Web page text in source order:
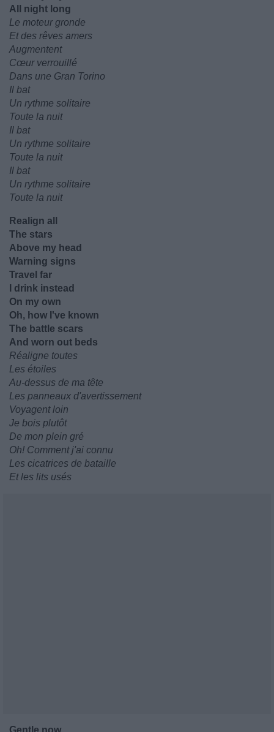
All night long
Le moteur gronde
Et des rêves amers
Augmentent
Cœur verrouillé
Dans une Gran Torino
Il bat
Un rythme solitaire
Toute la nuit
Il bat
Un rythme solitaire
Toute la nuit
Il bat
Un rythme solitaire
Toute la nuit
Realign all
The stars
Above my head
Warning signs
Travel far
I drink instead
On my own
Oh, how I've known
The battle scars
And worn out beds
Réaligne toutes
Les étoiles
Au-dessus de ma tête
Les panneaux d'avertissement
Voyagent loin
Je bois plutôt
De mon plein gré
Oh! Comment j'ai connu
Les cicatrices de bataille
Et les lits usés
Gentle now